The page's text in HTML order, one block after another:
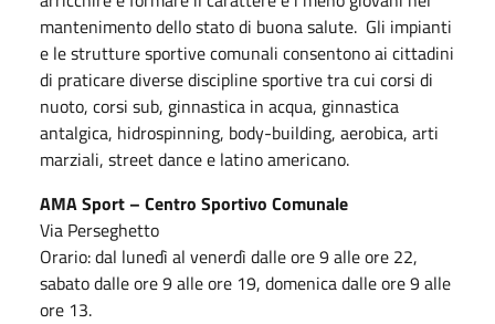
mantenimento dello stato di buona salute. Gli impianti
e le strutture sportive comunali consentono ai cittadini
di praticare diverse discipline sportive tra cui corsi di
nuoto, corsi sub, ginnastica in acqua, ginnastica
antalgica, hidrospinning, body-building, aerobica, arti
marziali, street dance e latino americano.
AMA Sport – Centro Sportivo Comunale
Via Perseghetto
Orario: dal lunedì al venerdì dalle ore 9 alle ore 22,
sabato dalle ore 9 alle ore 19, domenica dalle ore 9 alle
ore 13.